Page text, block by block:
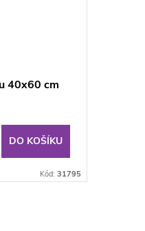
40x60 cm
DO KOŠÍKU
Kód: 31795